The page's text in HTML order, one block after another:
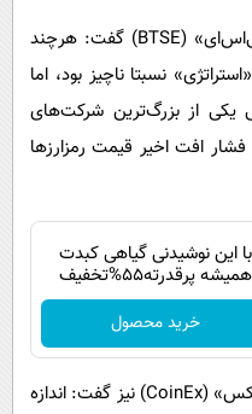
جف می، مدیر عملیاتی صرافی «بیتی‌اس‌ای» (BTSE) گفت: هرچند
نسبتا ناچیز بود، اما
یکی از بزرگ‌ترین شرکت‌های
افت اخیر قیمت رمزارزها
با این نوشیدنی گیاهی کبدت
همیشه پرقدرته55%تخفیف
خرید محصول
جف کو، تحلیلگر ارشد صرافی «کوین‌اکس» (CoinEx) نیز گفت: اندازه